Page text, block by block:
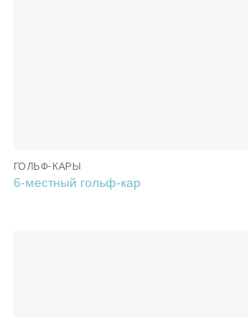
ГОЛЬФ-КАРЫ
6-местный гольф-кар